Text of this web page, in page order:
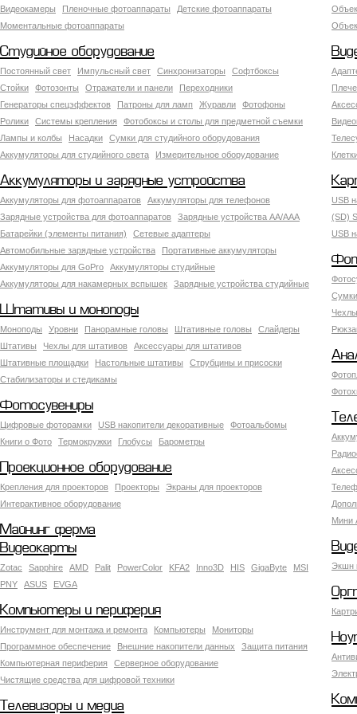
Видеокамеры
Пленочные фотоаппараты
Детские фотоаппараты
Моментальные фотоаппараты
Студийное оборудование
Постоянный свет Импульсный свет Синхронизаторы
Софтбоксы
Стойки
Фотозонты Отражатели и панели
Переходники
Генераторы спецэффектов
Патроны для ламп Журавли
Фотофоны
Ролики
Системы крепления
Фотобоксы и столы для предметной съемки
Лампы и колбы
Насадки
Сумки для студийного оборудования
Аккумуляторы для студийного света
Измерительное оборудование
Аккумуляторы и зарядные устройства
Аккумуляторы для фотоаппаратов
Аккумуляторы для телефонов
Зарядные устройства для фотоаппаратов
Зарядные устройства AA/AAA
Батарейки (элементы питания)
Сетевые адаптеры
Автомобильные зарядные устройства
Портативные аккумуляторы
Аккумуляторы для GoPro
Аккумуляторы студийные
Аккумуляторы для накамерных вспышек
Зарядные устройства студийные
USB
(SD)
USB
Штативы и моноподы
Моноподы Уровни Панорамные головы Штативные головы
Слайдеры
Штативы
Чехлы для штативов
Аксессуары для штативов
Штативные площадки
Настольные штативы
Струбцины и присоски
Стабилизаторы и стедикамы
Фотосувениры
Цифровые фоторамки USB накопители декоративные
Фотоальбомы
Книги о Фото
Термокружки Глобусы Барометры
Мини
Проекционное оборудование
Крепления для проекторов Проекторы
Экраны для проекторов
Интерактивное оборудование
Майнинг ферма
Экшн
Видеокарты
Zotac Sapphire AMD Palit PowerColor KFA2 Inno3D HIS GigaByte
MSI
PNY
ASUS EVGA
Компьютеры и периферия
Инструмент для монтажа и ремонта Компьютеры
Мониторы
Программное обеспечение
Внешние накопители данных
Защита питания
Компьютерная периферия
Серверное оборудование
Чистящие средства для цифровой техники
Телевизоры и медиа